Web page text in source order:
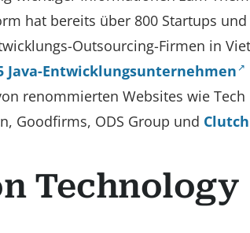
hat bereits über 800 Startups
Outsourcing-Firmen in
Java-Entwicklungsunternehmen
renommierten Websites wie Tech
Goodfirms, ODS Group und Clutch
Technology